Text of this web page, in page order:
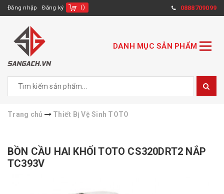
Đăng nhập Đăng ký () 0888709099
DANH MỤC SẢN PHẨM
Trang chủ Thiết Bị Vệ Sinh TOTO
BỒN CẦU HAI KHỐI TOTO CS320DRT2 NẮP
TC393V